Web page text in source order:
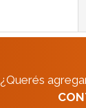
¿Querés